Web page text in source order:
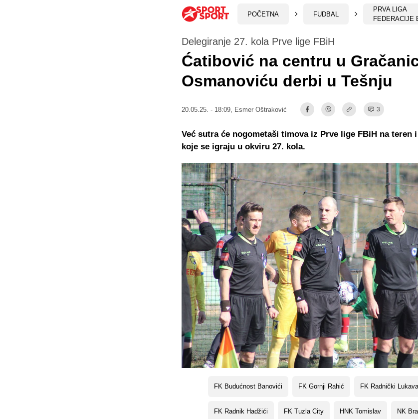
POČETNA FUDBAL
PRVA LIGA
FEDERACIJE
Delegiranje 27. kola Prve lige FBiH
Ćatibović na centru u
Osmanoviću derbi u Tešnju
20.05.25. - 18:09, Esmer Oštraković 3
FK Budućnost Banovići FK Gornji Rahić FK Radnički
FK Radnik Hadžići FK Tuzla City HNK Tomislav NK
Već sutra će nogometaši timova iz Prve lige FBiH na teren
koje se igraju u okviru 27. kola.